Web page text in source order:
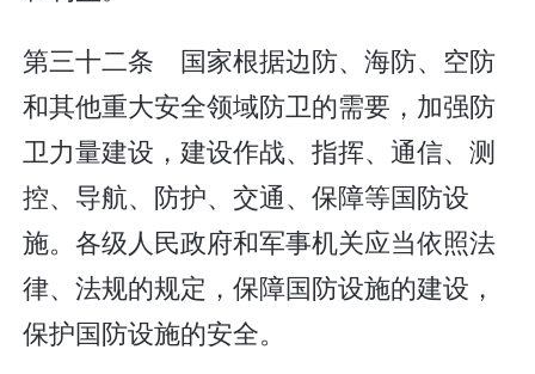
第三十二条 国家根据边防、海防、空防
和其他重大安全领域防卫的需要，加强防
卫力量建设，建设作战、指挥、通信、测
控、导航、防护、交通、保障等国防设
施。各级人民政府和军事机关应当依照法
律、法规的规定，保障国防设施的建设，
保护国防设施的安全。